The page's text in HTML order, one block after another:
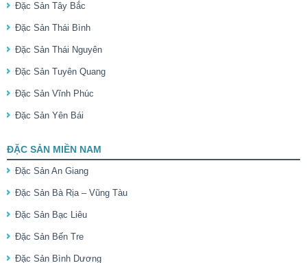
Đặc Sản Tây Bắc
Đặc Sản Thái Bình
Đặc Sản Thái Nguyên
Đặc Sản Tuyên Quang
Đặc Sản Vĩnh Phúc
Đặc Sản Yên Bái
ĐẶC SẢN MIỀN NAM
Đặc Sản An Giang
Đặc Sản Bà Rịa – Vũng Tàu
Đặc Sản Bạc Liêu
Đặc Sản Bến Tre
Đặc Sản Bình Dương